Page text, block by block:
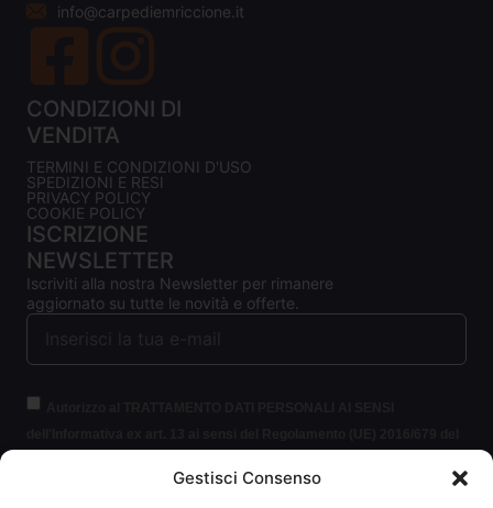
Gestisci Consenso
info@carpediemriccione.it
CONDIZIONI DI
VENDITA
TERMINI E CONDIZIONI D'USO
SPEDIZIONI E RESI
PRIVACY POLICY
COOKIE POLICY
ISCRIZIONE
NEWSLETTER
Iscriviti alla nostra Newsletter per rimanere
aggiornato su tutte le novità e offerte.
protezione delle persone fisiche con riguardo al trattamento dei dati